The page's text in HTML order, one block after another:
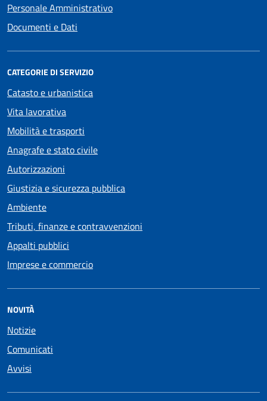
Personale Amministrativo
Documenti e Dati
CATEGORIE DI SERVIZIO
Catasto e urbanistica
Vita lavorativa
Mobilità e trasporti
Anagrafe e stato civile
Autorizzazioni
Giustizia e sicurezza pubblica
Ambiente
Tributi, finanze e contravvenzioni
Appalti pubblici
Imprese e commercio
NOVITÀ
Notizie
Comunicati
Avvisi